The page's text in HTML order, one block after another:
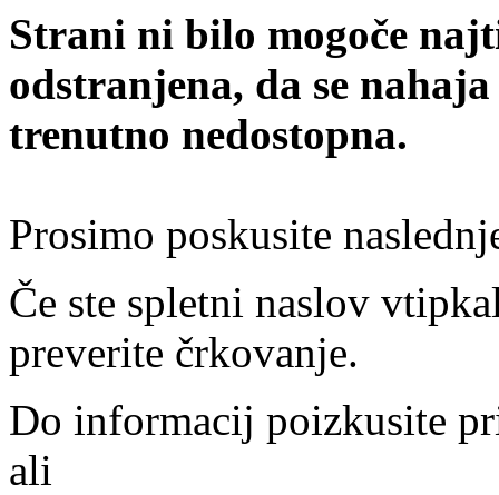
Strani ni bilo mogoče
odstranjena, da se
trenutno nedostopna.
Prosimo poskusite
Če ste spletni naslov
preverite črkovanje.
Do informacij poizkusite
ali